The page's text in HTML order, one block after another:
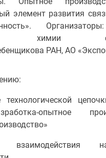
элемент развития
химии
РАН, АО
опытное
взаимодействия